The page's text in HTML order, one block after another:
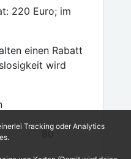
220 Euro; im
einen Rabatt
wird
80
Tracking oder Analytics